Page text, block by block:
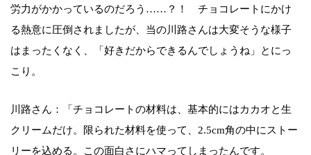
労力がかかっているのだろう……？！ チョコレートにかけ
る熱意に圧倒されましたが、当の川路さんは大変そうな様子
はまったくなく、「好きだからできるんでしょうね」とにっ
こり。
川路さん：「チョコレートの材料は、基本的にはカカオと生
クリームだけ。限られた材料を使って、2.5cm角の中にストー
リーを込める。この面白さにハマってしまったんです。